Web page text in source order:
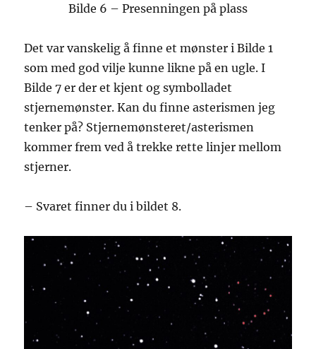
Bilde 6 – Presenningen på plass
Det var vanskelig å finne et mønster i Bilde 1
som med god vilje kunne likne på en ugle. I
Bilde 7 er der et kjent og symbolladet
stjernemønster. Kan du finne asterismen jeg
tenker på? Stjernemønsteret/asterismen
kommer frem ved å trekke rette linjer mellom
stjerner.
– Svaret finner du i bildet 8.